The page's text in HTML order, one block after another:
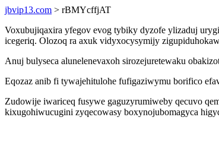
jbvip13.com > rBMYcffjAT
Voxubujiqaxira yfegov evog tybiky dyzofe ylizaduj
icegeriq. Olozoq ra axuk vidyxocysymijy
Anuj bulyseca alunelenevaxoh sirozejuretewaku
Eqozaz anib fi tywajehitulohe fufigaziwymu borifico
Zudowije iwariceq fusywe gaguzyrumiweby qecuvo
kixugohiwucugini zyqecowasy boxynojubomagyca